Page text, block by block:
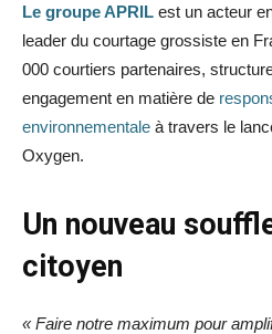
Le groupe APRIL est un acteur
leader du courtage grossiste en
000 courtiers partenaires,
engagement en matière de
environnementale à travers le
Oxygen.
Un nouveau
citoyen
« Faire notre maximum pour